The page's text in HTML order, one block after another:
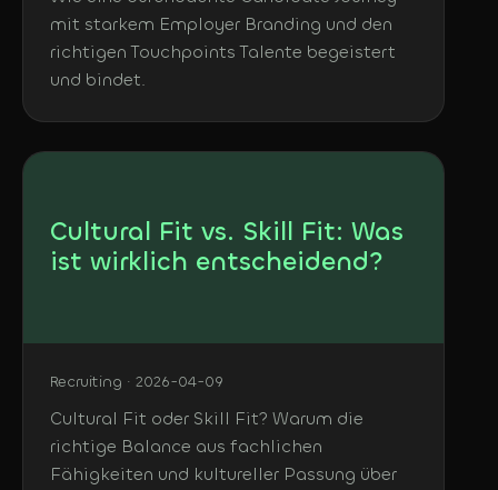
mit starkem Employer Branding und den
richtigen Touchpoints Talente begeistert
und bindet.
Cultural Fit vs. Skill Fit: Was
ist wirklich entscheidend?
Recruiting · 2026-04-09
Cultural Fit oder Skill Fit? Warum die
richtige Balance aus fachlichen
Fähigkeiten und kultureller Passung über